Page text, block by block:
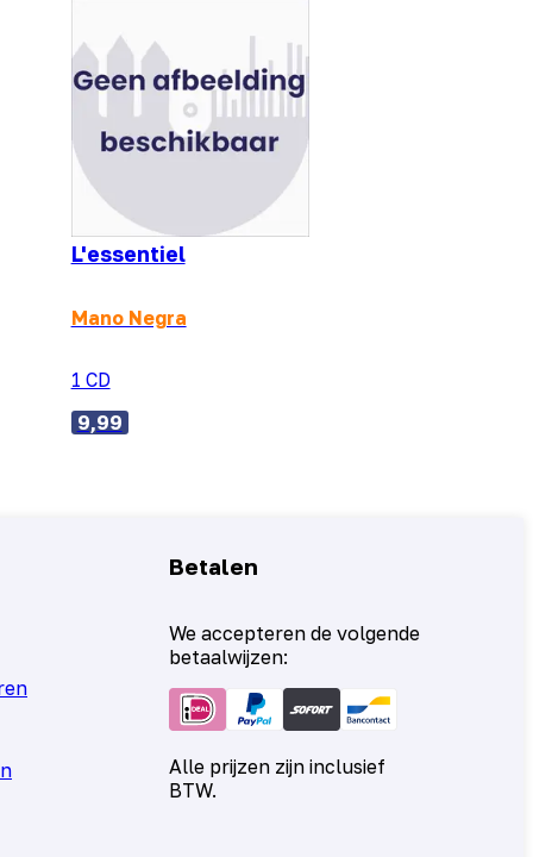
L'essentiel
Mano Negra
1 CD
9,99
Betalen
We accepteren de volgende
betaalwijzen:
Alle prijzen zijn inclusief
BTW.